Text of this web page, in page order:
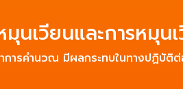
นเวียนและการหมุน
การคำนวณ มีผลกระทบในทางปฏิบั